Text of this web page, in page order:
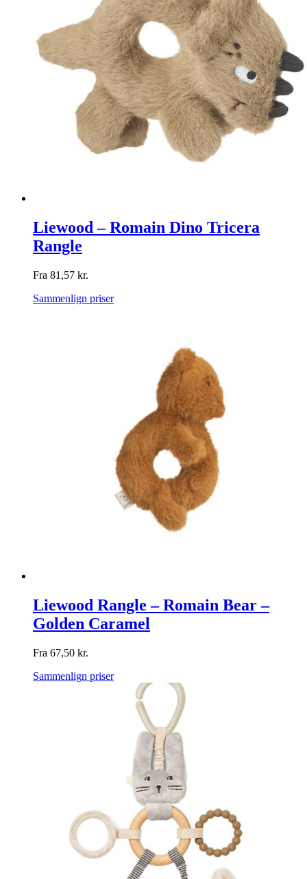
Liewood – Romain Dino Tricera
Rangle
Fra 81,57 kr.
Sammenlign priser
Liewood Rangle – Romain Bear –
Golden Caramel
Fra 67,50 kr.
Sammenlign priser